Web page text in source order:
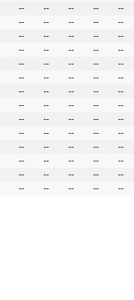
-- -- -- --
--
-- -- -- --
--
-- -- -- --
--
-- -- -- --
--
-- -- -- --
--
-- -- -- --
--
-- -- -- --
--
-- -- -- --
--
-- -- -- --
--
-- -- -- --
--
-- -- -- --
--
-- -- -- --
--
-- -- -- --
--
-- -- -- -- --